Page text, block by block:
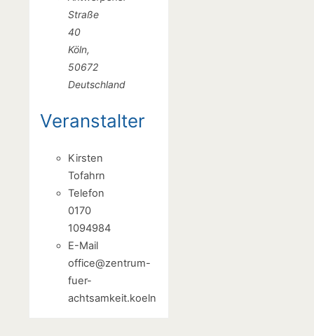
Straße
40
Köln,
50672
Deutschland
Veranstalter
Kirsten
Tofahrn
Telefon
0170
1094984
E-Mail
office@zentrum-
fuer-
achtsamkeit.koeln